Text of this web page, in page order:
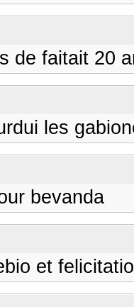
de faitait 20
les
bevanda
et